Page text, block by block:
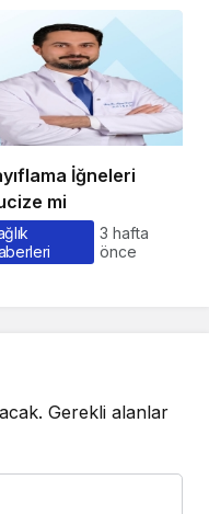
İğneleri
mi
3 hafta
önce
Gerekli alanlar